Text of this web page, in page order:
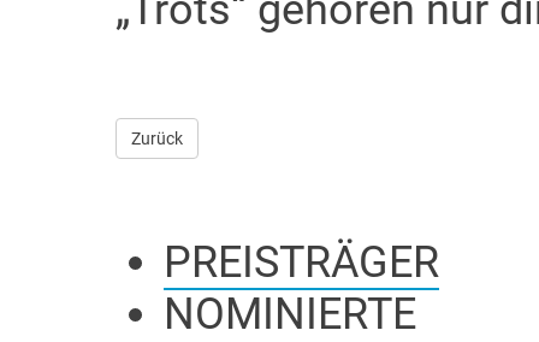
Zurück
PREISTRÄGER
NOMINIERTE